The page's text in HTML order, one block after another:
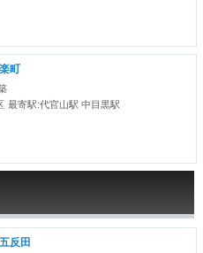
町
最寄駅:代官山駅 中目黒駅
反田